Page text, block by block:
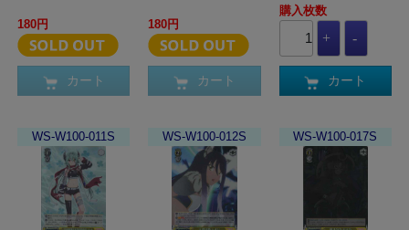
180円
カート
180円
カート
購入枚数
カート
WS-W100-011S WS-W100-012S WS-W100-017S